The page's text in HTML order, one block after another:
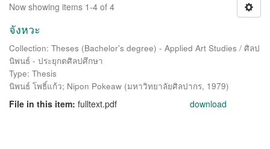
Now showing items 1-4 of 4
จังหวะ
Collection: Theses (Bachelor's degree) - Applied Art Studies / ศิลป
นิพนธ์ - ประยุกตศิลปศึกษา
Type: Thesis
นิพนธ์ โพธิ์แก้ว; Nipon Pokeaw (มหาวิทยาลัยศิลปากร, 1979)
File in this item: fulltext.pdf download